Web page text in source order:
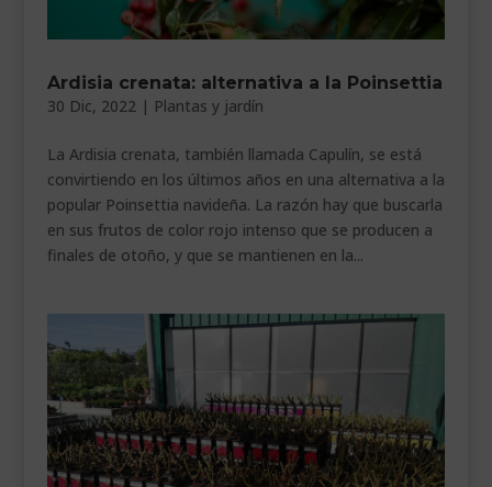
Ardisia crenata: alternativa a la Poinsettia
30 Dic, 2022| Plantas y jardín
La Ardisia crenata, también llamada Capulín, se está
convirtiendo en los últimos años en una alternativa a la
popular Poinsettia navideña. La razón hay que buscarla
en sus frutos de color rojo intenso que se producen a
finales de otoño, y que se mantienen en la...